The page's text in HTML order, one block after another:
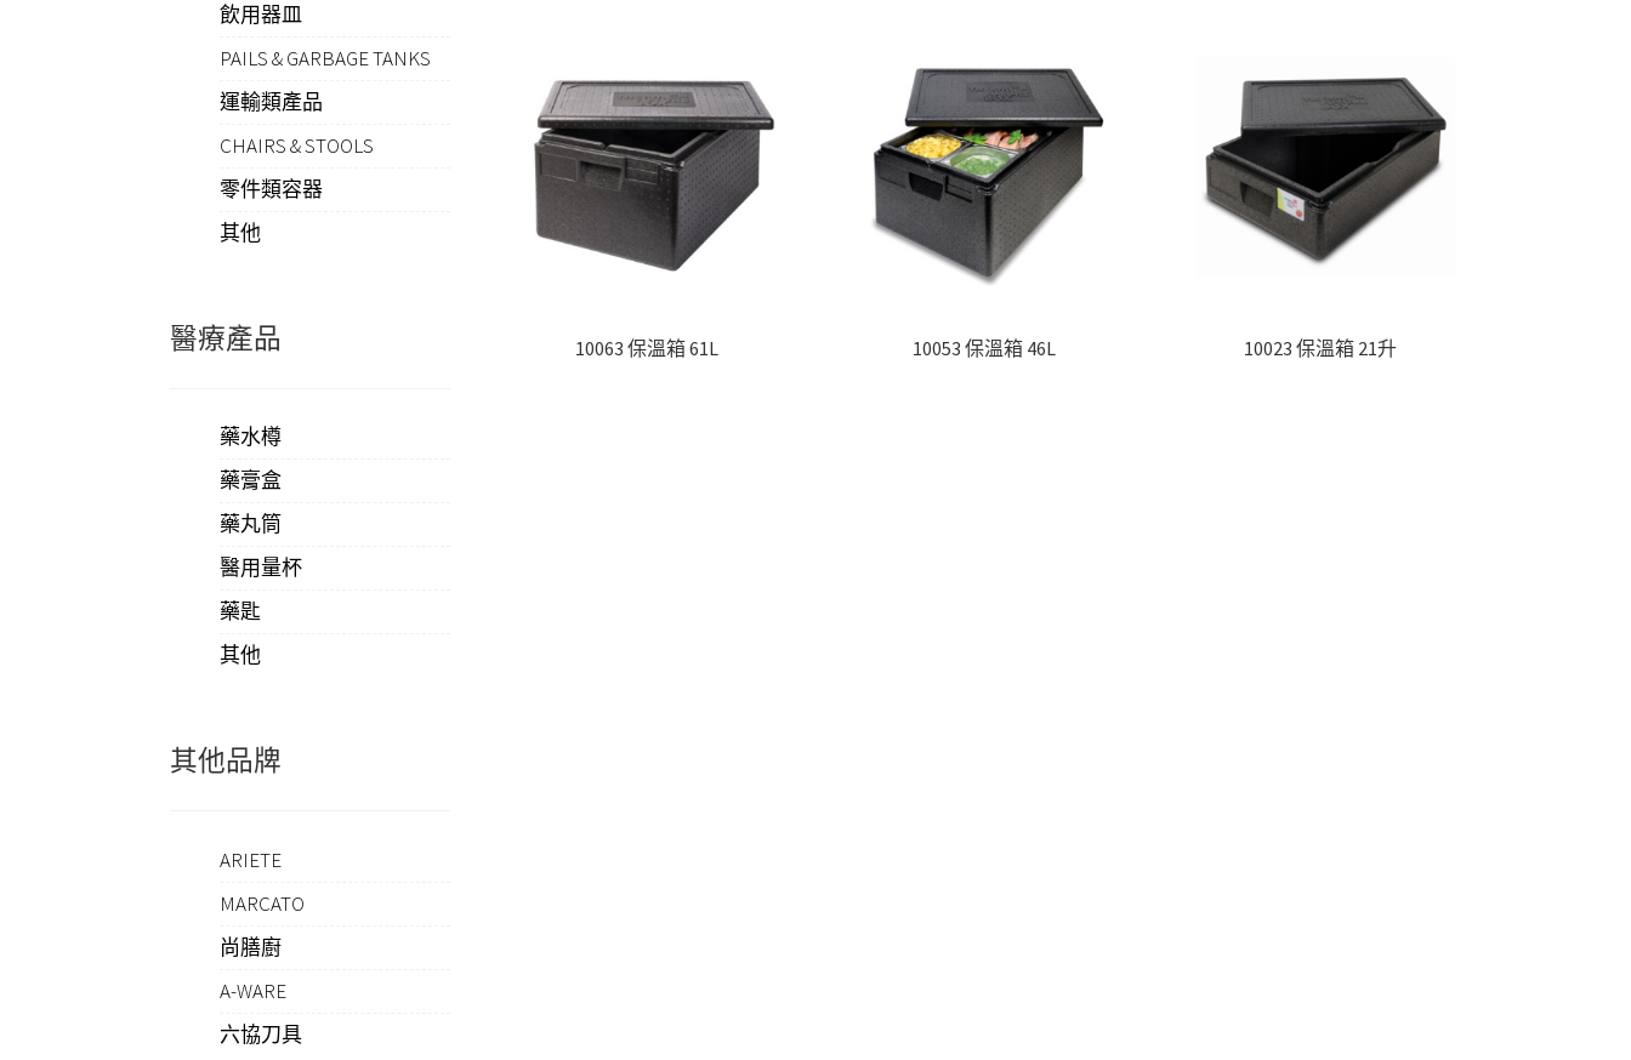
10063 保溫箱 61L 10053 保溫箱 46L 10023 保溫箱 21升
飲用器皿
PAILS & GARBAGE TANKS
運輸類產品
CHAIRS & STOOLS
零件類容器
其他
醫療產品
藥水樽
藥膏盒
藥丸筒
醫用量杯
藥匙
其他
其他品牌
ARIETE
MARCATO
尚膳廚
A-WARE
六協刀具